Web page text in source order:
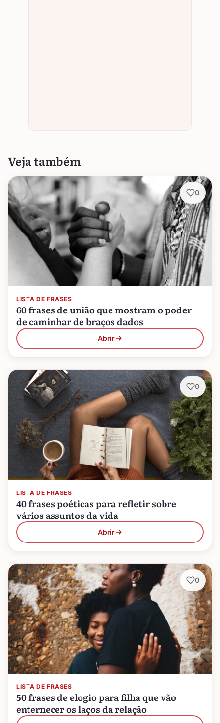
Veja também
LISTA DE FRASES
60 frases de união que mostram o poder
de caminhar de braços dados
Abrir
0
LISTA DE FRASES
40 frases poéticas para refletir sobre
vários assuntos da vida
Abrir
0
LISTA DE FRASES
50 frases de elogio para filha que vão
enternecer os laços da relação
0